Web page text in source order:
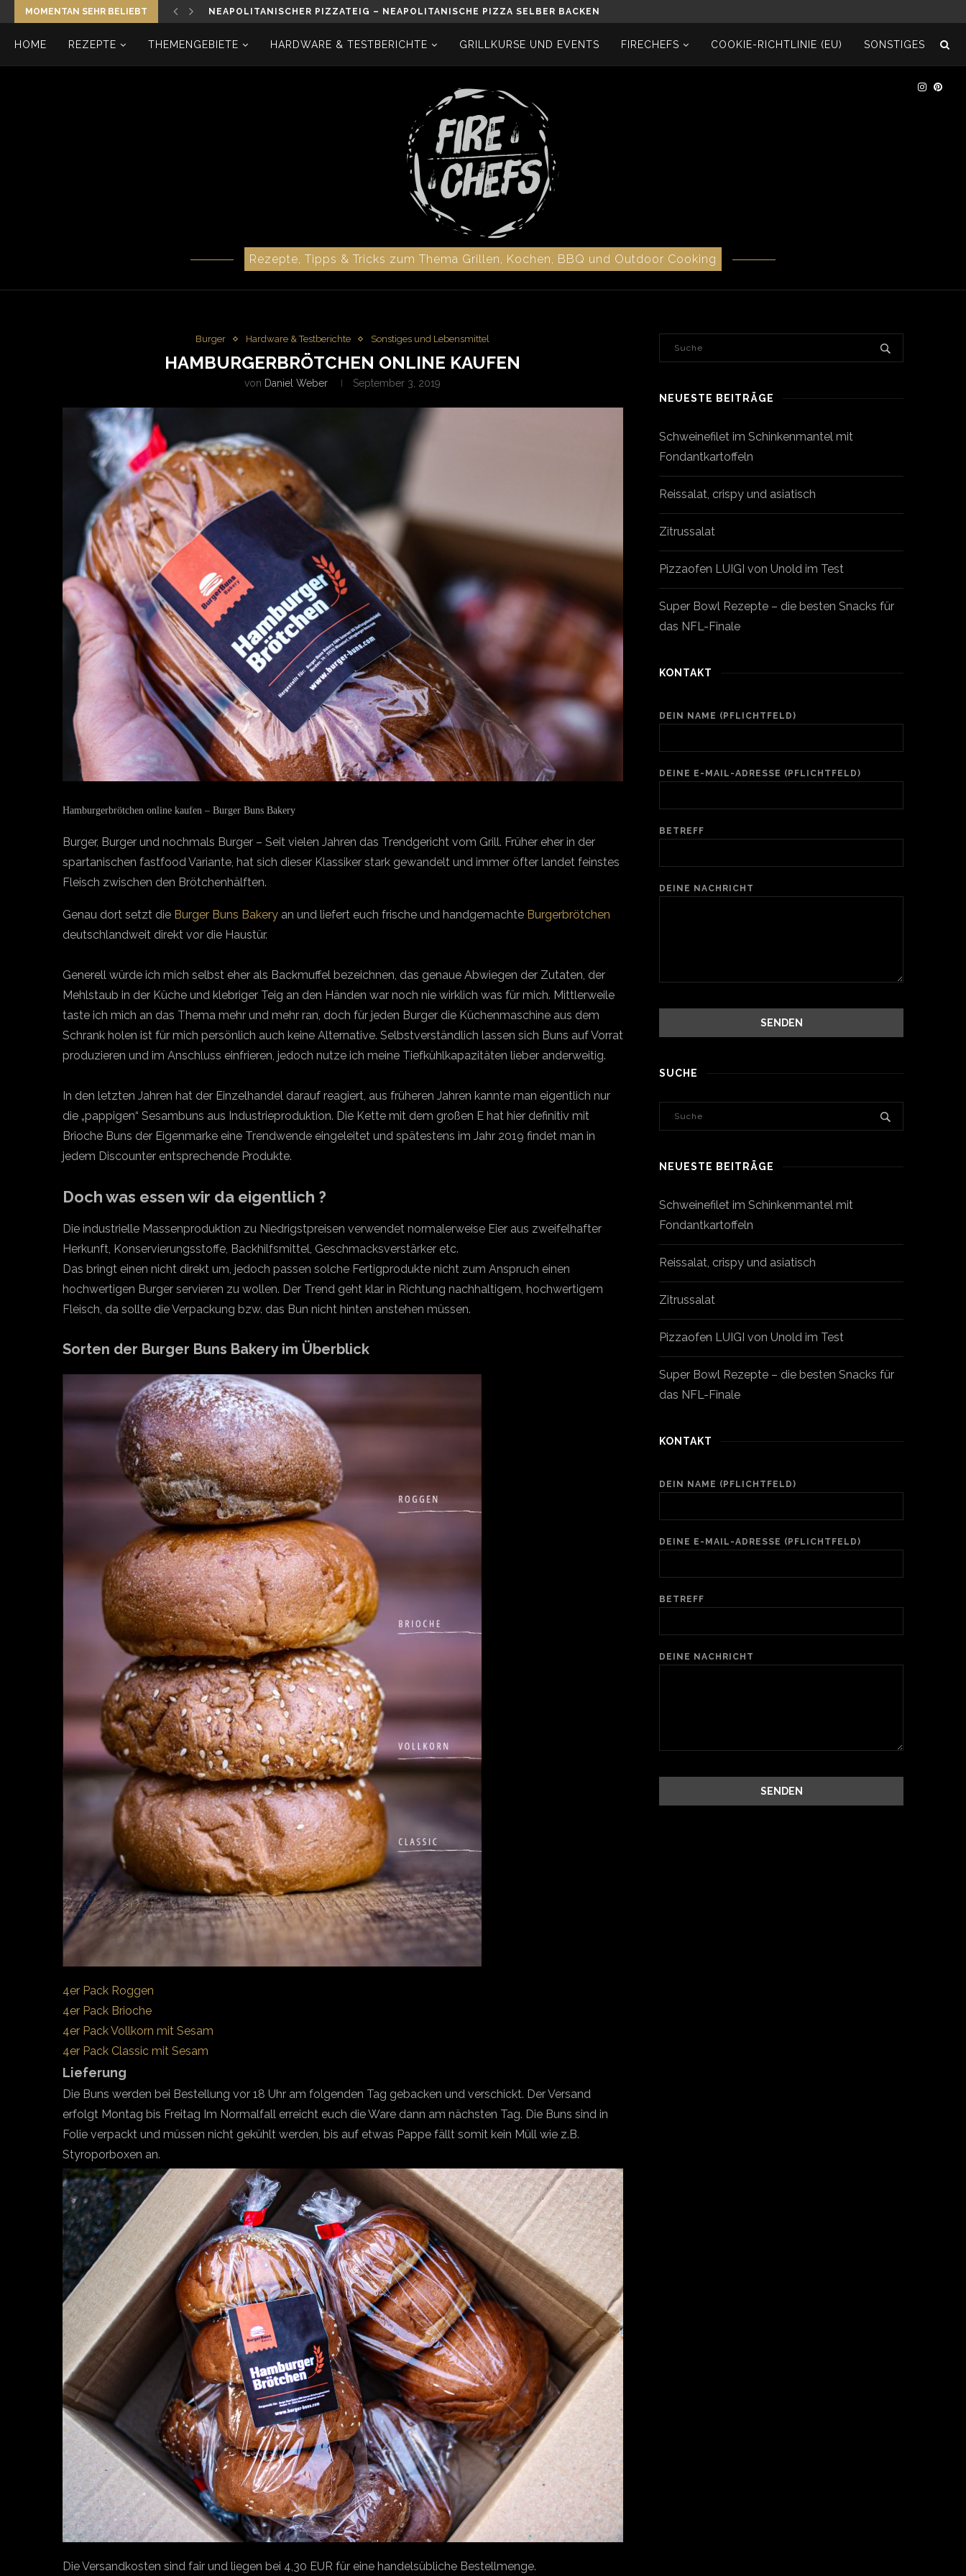
MOMENTAN SEHR BELIEBT SAUERTEIG ANSETZEN – SO KLAPPT ES!
HOME REZEPTE THEMENGEBIETE HARDWARE & TESTBERICHTE GRILLKURSE UND EVENTS FIRECHEFS COOKIE-RICHTLINIE (EU) SONSTIGES
Rezepte, Tipps & Tricks zum Thema Grillen, Kochen, BBQ und Outdoor Cooking
Burger Hardware & Testberichte Sonstiges und Lebensmittel
HAMBURGERBRÖTCHEN ONLINE KAUFEN
von Daniel Weber September 3, 2019
Hamburgerbrötchen online kaufen – Burger Buns Bakery
Burger, Burger und nochmals Burger – Seit vielen Jahren das Trendgericht vom Grill. Früher eher in der
spartanischen fastfood Variante, hat sich dieser Klassiker stark gewandelt und immer öfter landet feinstes
Fleisch zwischen den Brötchenhälften.
Genau dort setzt die Burger Buns Bakery an und liefert euch frische und handgemachte Burgerbrötchen
deutschlandweit direkt vor die Haustür.
Generell würde ich mich selbst eher als Backmuffel bezeichnen, das genaue Abwiegen der Zutaten, der
Mehlstaub in der Küche und klebriger Teig an den Händen war noch nie wirklich was für mich. Mittlerweile
taste ich mich an das Thema mehr und mehr ran, doch für jeden Burger die Küchenmaschine aus dem
Schrank holen ist für mich persönlich auch keine Alternative. Selbstverständlich lassen sich Buns auf Vorrat
produzieren und im Anschluss einfrieren, jedoch nutze ich meine Tiefkühlkapazitäten lieber anderweitig.
In den letzten Jahren hat der Einzelhandel darauf reagiert, aus früheren Jahren kannte man eigentlich nur
die „pappigen“ Sesambuns aus Industrieproduktion. Die Kette mit dem großen E hat hier definitiv mit
Brioche Buns der Eigenmarke eine Trendwende eingeleitet und spätestens im Jahr 2019 findet man in
jedem Discounter entsprechende Produkte.
Doch was essen wir da eigentlich ?
Die industrielle Massenproduktion zu Niedrigstpreisen verwendet normalerweise Eier aus zweifelhafter
Herkunft, Konservierungsstoffe, Backhilfsmittel, Geschmacksverstärker etc.
Das bringt einen nicht direkt um, jedoch passen solche Fertigprodukte nicht zum Anspruch einen
hochwertigen Burger servieren zu wollen. Der Trend geht klar in Richtung nachhaltigem, hochwertigem
Fleisch, da sollte die Verpackung bzw. das Bun nicht hinten anstehen müssen.
Sorten der Burger Buns Bakery im Überblick
4er Pack Roggen
4er Pack Brioche
4er Pack Vollkorn mit Sesam
4er Pack Classic mit Sesam
Lieferung
Die Buns werden bei Bestellung vor 18 Uhr am folgenden Tag gebacken und verschickt. Der Versand
erfolgt Montag bis Freitag Im Normalfall erreicht euch die Ware dann am nächsten Tag. Die Buns sind in
Folie verpackt und müssen nicht gekühlt werden, bis auf etwas Pappe fällt somit kein Müll wie z.B.
Styroporboxen an.
Die Versandkosten sind fair und liegen bei 4,30 EUR für eine handelsübliche Bestellmenge.
NEUESTE BEITRÄGE
Schweinefilet im Schinkenmantel mit
Fondantkartoffeln
Reissalat, crispy und asiatisch
Zitrussalat
Pizzaofen LUIGI von Unold im Test
Super Bowl Rezepte – die besten Snacks für
das NFL-Finale
KONTAKT
DEIN NAME (PFLICHTFELD)
DEINE E-MAIL-ADRESSE (PFLICHTFELD)
BETREFF
DEINE NACHRICHT
SUCHE
NEUESTE BEITRÄGE
Schweinefilet im Schinkenmantel mit
Fondantkartoffeln
Reissalat, crispy und asiatisch
Zitrussalat
Pizzaofen LUIGI von Unold im Test
Super Bowl Rezepte – die besten Snacks für
das NFL-Finale
KONTAKT
DEIN NAME (PFLICHTFELD)
DEINE E-MAIL-ADRESSE (PFLICHTFELD)
BETREFF
DEINE NACHRICHT